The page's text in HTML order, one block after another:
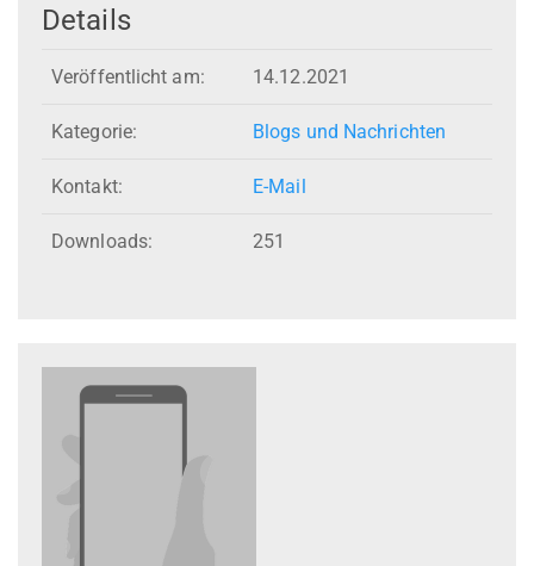
Details
Veröffentlicht am: 14.12.2021
Kategorie: Blogs und Nachrichten
Kontakt: E-Mail
Downloads: 251